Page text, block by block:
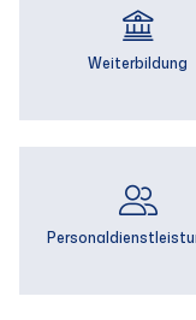
Weiterbildung